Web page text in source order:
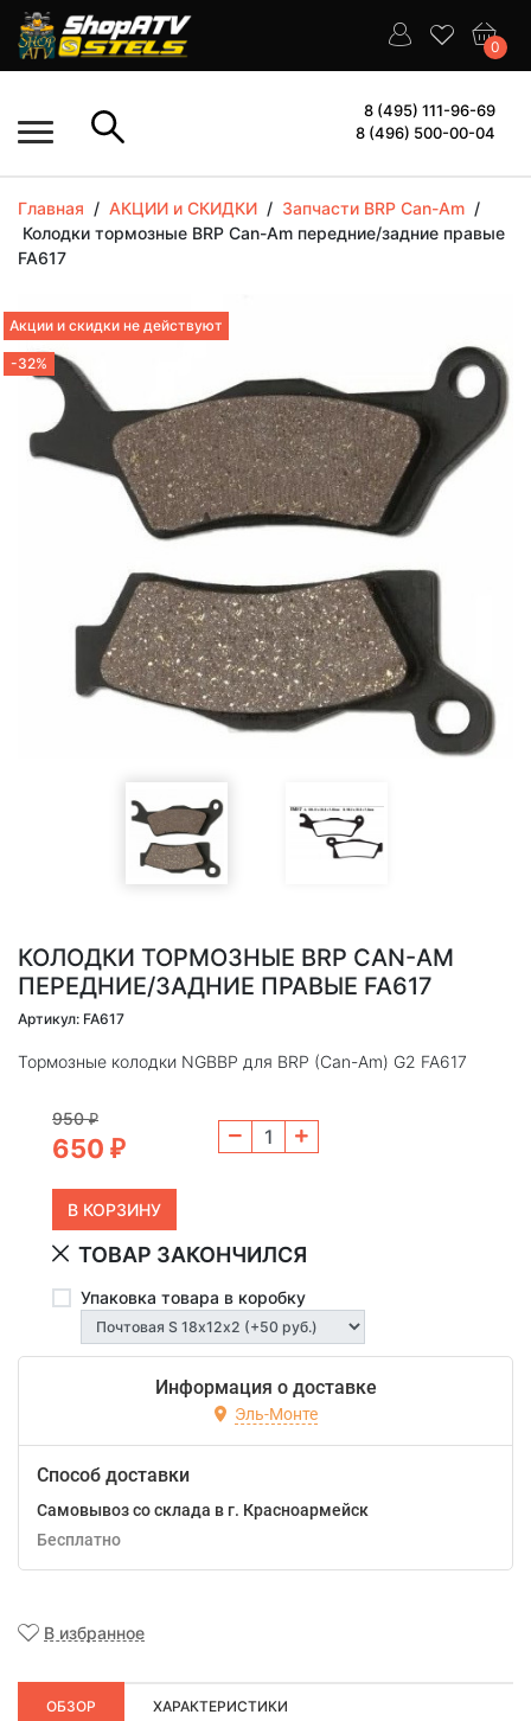
0
8 (495) 111-96-69
8 (496) 500-00-04
Главная / АКЦИИ и СКИДКИ / Запчасти BRP Can-Am /
Колодки тормозные BRP Can-Am передние/задние правые
FA617
Акции и скидки не действуют
-32%
КОЛОДКИ ТОРМОЗНЫЕ BRP CAN-AM
ПЕРЕДНИЕ/ЗАДНИЕ ПРАВЫЕ FA617
Артикул: FA617
Тормозные колодки NGBBP для BRP (Can-Am) G2 FA617
950₽
650 ₽
ТОВАР ЗАКОНЧИЛСЯ
Упаковка товара в коробку
Информация о доставке
Эль-Монте
Способ доставки
Самовывоз со склада в г. Красноармейск
Бесплатно
В избранное
ОБЗОР ХАРАКТЕРИСТИКИ